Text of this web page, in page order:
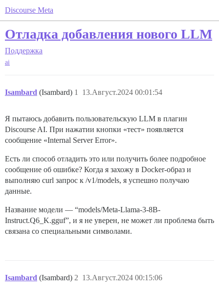
Discourse Meta
Отладка добавления нового LLM
Поддержка
ai
Isambard (Isambard) 13.Август.2024 00:01:54
1
Я пытаюсь добавить пользовательскую LLM в плагин
Discourse AI. При нажатии кнопки «тест» появляется
сообщение «Internal Server Error».
Есть ли способ отладить это или получить более подробное
сообщение об ошибке? Когда я захожу в Docker-образ и
выполняю curl запрос к /v1/models, я успешно получаю
данные.
Название модели — “models/Meta-Llama-3-8B-
Instruct.Q6_K.gguf”, и я не уверен, не может ли проблема быть
связана со специальными символами.
Isambard (Isambard) 13.Август.2024 00:15:06
2